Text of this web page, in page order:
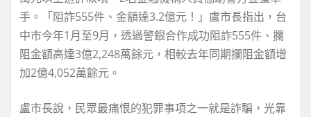
手。「阻詐555件、金額達3.2億元！」盧市長指出，台
中市今年1月至9月，透過警銀合作成功阻詐555件、攔
阻金額高達3億2,248萬餘元，相較去年同期攔阻金額增
加2億4,052萬餘元。
盧市長說，民眾最痛恨的犯罪事項之一就是詐騙，光靠